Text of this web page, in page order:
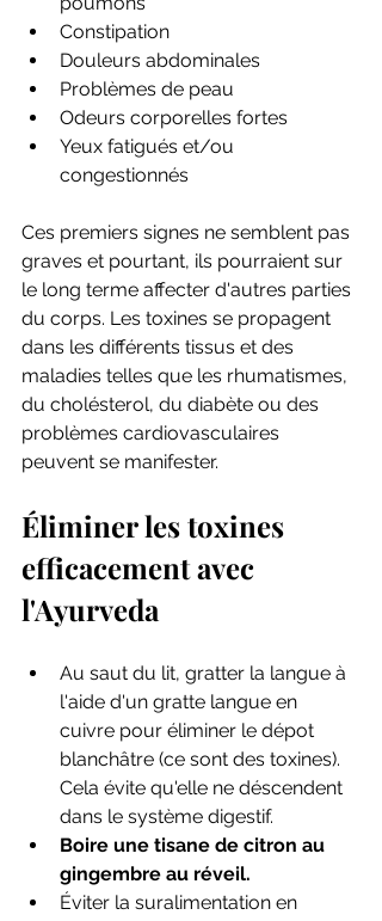
Constipation
Douleurs abdominales
Problèmes de peau
Odeurs corporelles fortes
Yeux fatigués et/ou
congestionnés
Ces premiers signes ne semblent pas
graves et pourtant, ils pourraient sur
le long terme affecter d'autres parties
du corps. Les toxines se propagent
dans les différents tissus et des
maladies telles que les rhumatismes,
du cholésterol, du diabète ou des
problèmes cardiovasculaires
peuvent se manifester.
Éliminer les toxines
efficacement avec
l'Ayurveda
Au saut du lit, gratter la langue à
l'aide d'un gratte langue en
cuivre pour éliminer le dépot
blanchâtre (ce sont des toxines).
Cela évite qu'elle ne déscendent
dans le système digestif.
Boire une tisane de citron au
gingembre au réveil.
Éviter la suralimentation en